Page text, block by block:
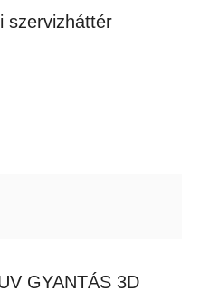
szervizháttér
GYANTÁS 3D